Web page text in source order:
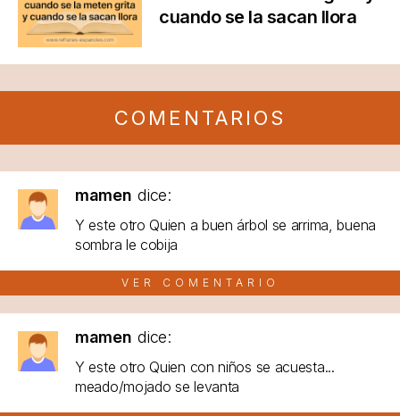
cuando se la sacan llora
COMENTARIOS
mamen dice:
Y este otro Quien a buen árbol se arrima, buena
sombra le cobija
VER COMENTARIO
mamen dice:
Y este otro Quien con niños se acuesta...
meado/mojado se levanta